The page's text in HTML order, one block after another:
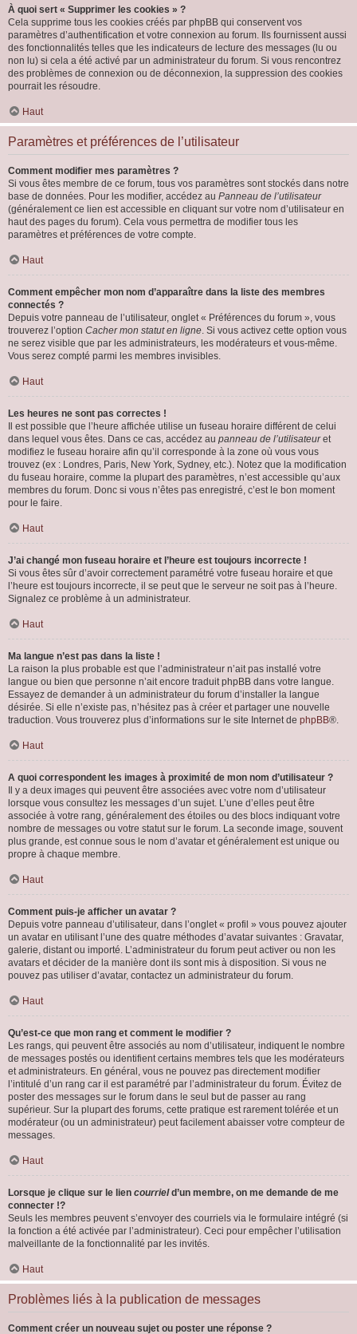
À quoi sert « Supprimer les cookies » ?
Cela supprime tous les cookies créés par phpBB qui conservent vos
paramètres d’authentification et votre connexion au forum. Ils fournissent aussi
des fonctionnalités telles que les indicateurs de lecture des messages (lu ou
non lu) si cela a été activé par un administrateur du forum. Si vous rencontrez
des problèmes de connexion ou de déconnexion, la suppression des cookies
pourrait les résoudre.
Haut
Paramètres et préférences de l’utilisateur
Comment modifier mes paramètres ?
Si vous êtes membre de ce forum, tous vos paramètres sont stockés dans notre
base de données. Pour les modifier, accédez au Panneau de l’utilisateur
(généralement ce lien est accessible en cliquant sur votre nom d’utilisateur en
haut des pages du forum). Cela vous permettra de modifier tous les
paramètres et préférences de votre compte.
Haut
Comment empêcher mon nom d’apparaître dans la liste des membres
connectés ?
Depuis votre panneau de l’utilisateur, onglet « Préférences du forum », vous
trouverez l’option Cacher mon statut en ligne. Si vous activez cette option vous
ne serez visible que par les administrateurs, les modérateurs et vous-même.
Vous serez compté parmi les membres invisibles.
Haut
Les heures ne sont pas correctes !
Il est possible que l’heure affichée utilise un fuseau horaire différent de celui
dans lequel vous êtes. Dans ce cas, accédez au panneau de l’utilisateuret
modifiez le fuseau horaire afin qu’il corresponde à la zone où vous vous
trouvez (ex : Londres, Paris, New York, Sydney, etc.). Notez que la modification
du fuseau horaire, comme la plupart des paramètres, n’est accessible qu’aux
membres du forum. Donc si vous n’êtes pas enregistré, c’est le bon moment
pour le faire.
Haut
J’ai changé mon fuseau horaire et l’heure est toujours incorrecte !
Si vous êtes sûr d’avoir correctement paramétré votre fuseau horaire et que
l’heure est toujours incorrecte, il se peut que le serveur ne soit pas à l’heure.
Signalez ce problème à un administrateur.
Haut
Ma langue n’est pas dans la liste !
La raison la plus probable est que l’administrateur n’ait pas installé votre
langue ou bien que personne n’ait encore traduit phpBB dans votre langue.
Essayez de demander à un administrateur du forum d’installer la langue
désirée. Si elle n’existe pas, n’hésitez pas à créer et partager une nouvelle
traduction. Vous trouverez plus d’informations sur le site Internet de phpBB®.
Haut
A quoi correspondent les images à proximité de mon nom d’utilisateur ?
Il y a deux images qui peuvent être associées avec votre nom d’utilisateur
lorsque vous consultez les messages d’un sujet. L’une d’elles peut être
associée à votre rang, généralement des étoiles ou des blocs indiquant votre
nombre de messages ou votre statut sur le forum. La seconde image, souvent
plus grande, est connue sous le nom d’avatar et généralement est unique ou
propre à chaque membre.
Haut
Comment puis-je afficher un avatar ?
Depuis votre panneau d’utilisateur, dans l’onglet « profil » vous pouvez ajouter
un avatar en utilisant l’une des quatre méthodes d’avatar suivantes : Gravatar,
galerie, distant ou importé. L’administrateur du forum peut activer ou non les
avatars et décider de la manière dont ils sont mis à disposition. Si vous ne
pouvez pas utiliser d’avatar, contactez un administrateur du forum.
Haut
Qu’est-ce que mon rang et comment le modifier ?
Les rangs, qui peuvent être associés au nom d’utilisateur, indiquent le nombre
de messages postés ou identifient certains membres tels que les modérateurs
et administrateurs. En général, vous ne pouvez pas directement modifier
l’intitulé d’un rang car il est paramétré par l’administrateur du forum. Évitez de
poster des messages sur le forum dans le seul but de passer au rang
supérieur. Sur la plupart des forums, cette pratique est rarement tolérée et un
modérateur (ou un administrateur) peut facilement abaisser votre compteur de
messages.
Haut
Lorsque je clique sur le lien courrield’un membre, on me demande de me
connecter !?
Seuls les membres peuvent s’envoyer des courriels via le formulaire intégré (si
la fonction a été activée par l’administrateur). Ceci pour empêcher l’utilisation
malveillante de la fonctionnalité par les invités.
Haut
Problèmes liés à la publication de messages
Comment créer un nouveau sujet ou poster une réponse ?